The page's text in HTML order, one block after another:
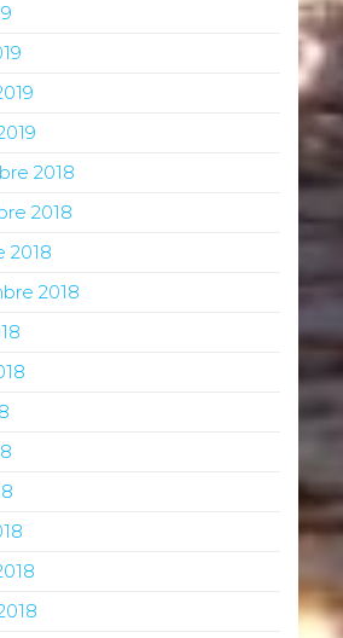
2018
2018
2018
2018